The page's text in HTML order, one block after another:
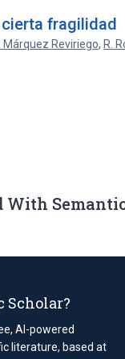
cierta fragilidad
Márquez Reviriego, R.
With
Scholar?
AI-powered
literature, based at